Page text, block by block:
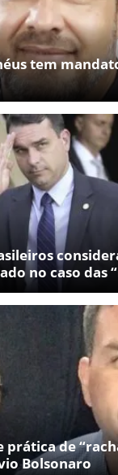
tem
no caso das
de
Bolsonaro